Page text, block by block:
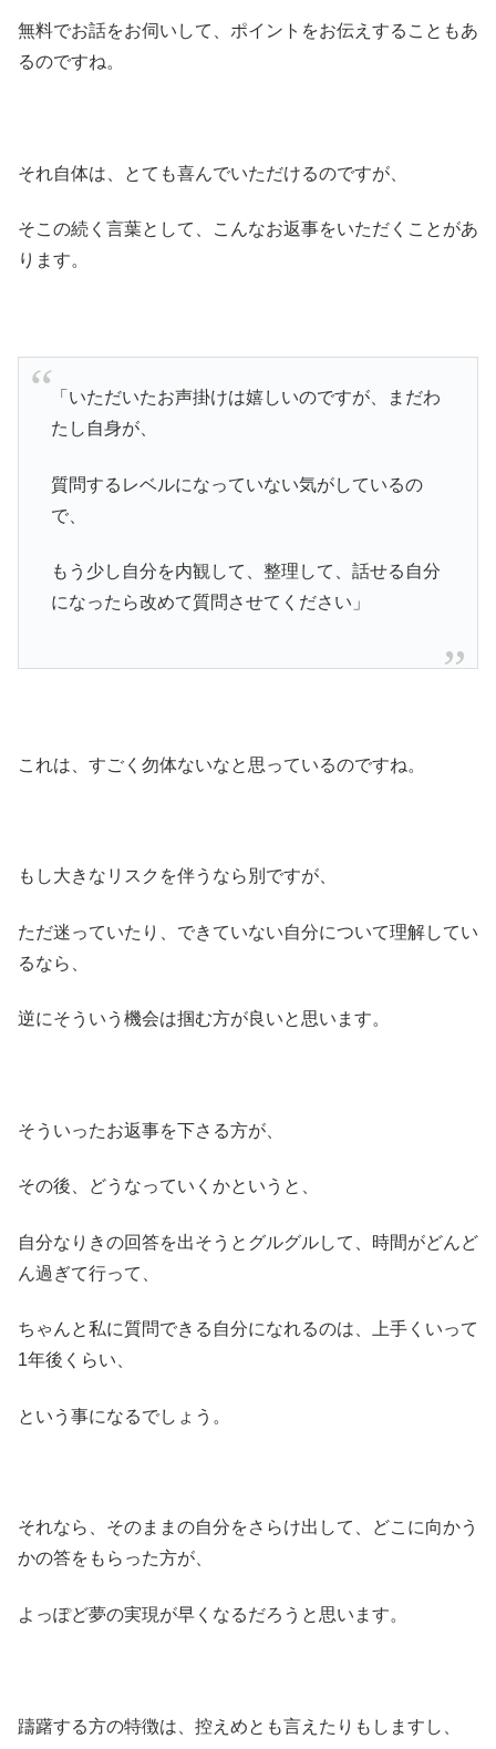
無料でお話をお伺いして、ポイントをお伝えすることもあ
るのですね。
それ自体は、とても喜んでいただけるのですが、
そこの続く言葉として、こんなお返事をいただくことがあ
ります。
「いただいたお声掛けは嬉しいのですが、まだわ
たし自身が、
質問するレベルになっていない気がしているの
で、
もう少し自分を内観して、整理して、話せる自分
になったら改めて質問させてください」
これは、すごく勿体ないなと思っているのですね。
もし大きなリスクを伴うなら別ですが、
ただ迷っていたり、できていない自分について理解してい
るなら、
逆にそういう機会は掴む方が良いと思います。
そういったお返事を下さる方が、
その後、どうなっていくかというと、
自分なりきの回答を出そうとグルグルして、時間がどんど
ん過ぎて行って、
ちゃんと私に質問できる自分になれるのは、上手くいって
1年後くらい、
という事になるでしょう。
それなら、そのままの自分をさらけ出して、どこに向かう
かの答をもらった方が、
よっぽど夢の実現が早くなるだろうと思います。
躊躇する方の特徴は、控えめとも言えたりもしますし、